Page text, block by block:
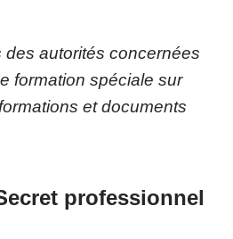
autorités concernées
formation spéciale sur
et documents
professionnel